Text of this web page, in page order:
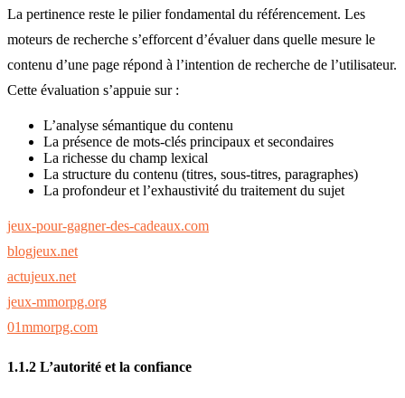
La pertinence reste le pilier fondamental du référencement. Les
moteurs de recherche s’efforcent d’évaluer dans quelle mesure le
contenu d’une page répond à l’intention de recherche de l’utilisateur.
Cette évaluation s’appuie sur :
L’analyse sémantique du contenu
La présence de mots-clés principaux et secondaires
La richesse du champ lexical
La structure du contenu (titres, sous-titres, paragraphes)
La profondeur et l’exhaustivité du traitement du sujet
jeux-pour-gagner-des-cadeaux.com
blogjeux.net
actujeux.net
jeux-mmorpg.org
01mmorpg.com
1.1.2 L’autorité et la confiance